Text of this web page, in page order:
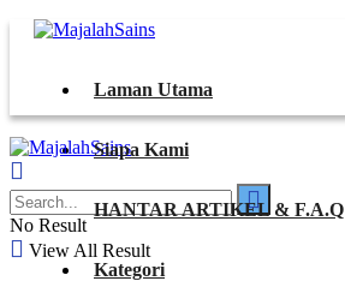
Laman Utama
Siapa Kami
HANTAR ARTIKEL & F.A.Q
Kategori
No Result
View All Result